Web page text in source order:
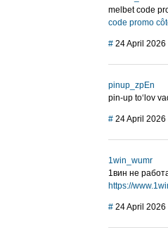
melbet code
code promo
# 24 April 2026
pinup_zpEn
pin-up to‘lov
# 24 April 2026
1win_wumr
1вин не
https://
# 24 April 2026